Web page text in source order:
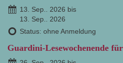
13. Sep.. 2026 bis
13. Sep.. 2026
Status: ohne Anmeldung
Guardini-Lesewochenende